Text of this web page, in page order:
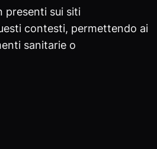
presenti sui siti
contesti, permettendo ai
sanitarie o